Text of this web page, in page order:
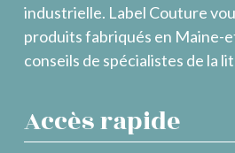
industrielle. Label Couture
produits fabriqués en Maine-
conseils de spécialistes de la
Accès rapide